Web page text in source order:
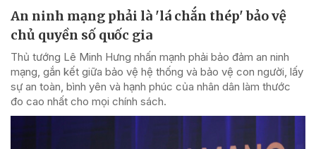
An ninh mạng phải là 'lá chắn thép' bảo vệ
chủ quyền số quốc gia
Thủ tướng Lê Minh Hưng nhấn mạnh phải bảo đảm an ninh
mạng, gắn kết giữa bảo vệ hệ thống và bảo vệ con người, lấy
sự an toàn, bình yên và hạnh phúc của nhân dân làm thước
đo cao nhất cho mọi chính sách.